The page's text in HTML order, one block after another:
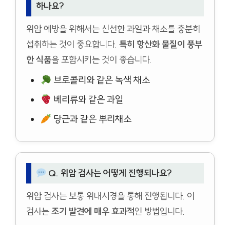
하나요?
위암 예방을 위해서는 신선한 과일과 채소를 충분히
섭취하는 것이 중요합니다. 특히 항산화 물질이 풍부
한 식품을 포함시키는 것이 좋습니다.
브로콜리와 같은 녹색 채소
베리류와 같은 과일
당근과 같은 뿌리채소
Q. 위암 검사는 어떻게 진행되나요?
위암 검사는 보통 위내시경을 통해 진행됩니다. 이
검사는조기 발견에 매우 효과적인 방법입니다.